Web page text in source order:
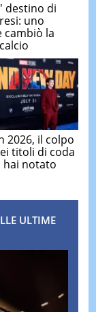
destino di
uno
cambiò la
2026, il colpo
titoli di coda
hai notato
ULTIME